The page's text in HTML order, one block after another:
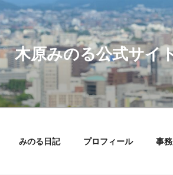
木原みのる公式サイ
みのる日記 プロフィール 事